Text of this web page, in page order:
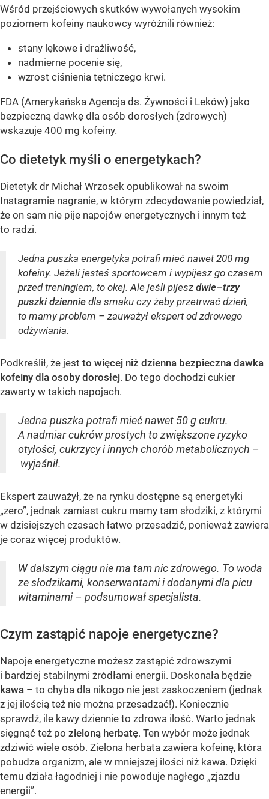
Wśród przejściowych skutków wywołanych wysokim
poziomem kofeiny naukowcy wyróżnili również:
stany lękowe i drażliwość,
nadmierne pocenie się,
wzrost ciśnienia tętniczego krwi.
FDA (Amerykańska Agencja ds. Żywności i Leków) jako
bezpieczną dawkę dla osób dorosłych (zdrowych)
wskazuje 400 mg kofeiny.
Co dietetyk myśli o energetykach?
Dietetyk dr Michał Wrzosek opublikował na swoim
Instagramie nagranie, w którym zdecydowanie powiedział,
że on sam nie pije napojów energetycznych i innym też
to radzi.
Jedna puszka energetyka potrafi mieć nawet 200 mg
kofeiny. Jeżeli jesteś sportowcem i wypijesz go czasem
przed treningiem, to okej. Ale jeśli pijesz dwie–trzy
puszki dziennie dla smaku czy żeby przetrwać dzień,
to mamy problem – zauważył ekspert od zdrowego
odżywiania.
Podkreślił, że jest to więcej niż dzienna bezpieczna dawka
kofeiny dla osoby dorosłej. Do tego dochodzi cukier
zawarty w takich napojach.
Jedna puszka potrafi mieć nawet 50 g cukru.
A nadmiar cukrów prostych to zwiększone ryzyko
otyłości, cukrzycy i innych chorób metabolicznych –
wyjaśnił.
Ekspert zauważył, że na rynku dostępne są energetyki
„zero”, jednak zamiast cukru mamy tam słodziki, z którymi
w dzisiejszych czasach łatwo przesadzić, ponieważ zawiera
je coraz więcej produktów.
W dalszym ciągu nie ma tam nic zdrowego. To woda
ze słodzikami, konserwantami i dodanymi dla picu
witaminami – podsumował specjalista.
Czym zastąpić napoje energetyczne?
Napoje energetyczne możesz zastąpić zdrowszymi
i bardziej stabilnymi źródłami energii. Doskonała będzie
kawa – to chyba dla nikogo nie jest zaskoczeniem (jednak
z jej ilością też nie można przesadzać!). Koniecznie
sprawdź, ile kawy dziennie to zdrowa ilość. Warto jednak
sięgnąć też po zieloną herbatę. Ten wybór może jednak
zdziwić wiele osób. Zielona herbata zawiera kofeinę, która
pobudza organizm, ale w mniejszej ilości niż kawa. Dzięki
temu działa łagodniej i nie powoduje nagłego „zjazdu
energii”.